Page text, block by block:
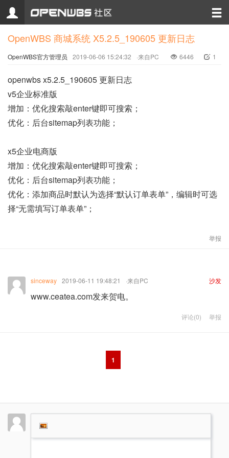
OpenWBS 商城系统 X5.2.5_190605 更新日志
OpenWBS官方管理员 2019-06-06 15:24:32 ·来自PC 1
6446
openwbs x5.2.5_190605 更新日志
v5企业标准版
增加：优化搜索敲enter键即可搜索；
优化：后台sitemap列表功能；
x5企业电商版
增加：优化搜索敲enter键即可搜索；
优化：后台sitemap列表功能；
优化：添加商品时默认为选择“默认订单表单”，编辑时可选
择“无需填写订单表单”；
举报
sinceway 2019-06-11 19:48:21 ·来自PC 沙发
www.ceatea.com发来贺电。
评论(0) 举报
1